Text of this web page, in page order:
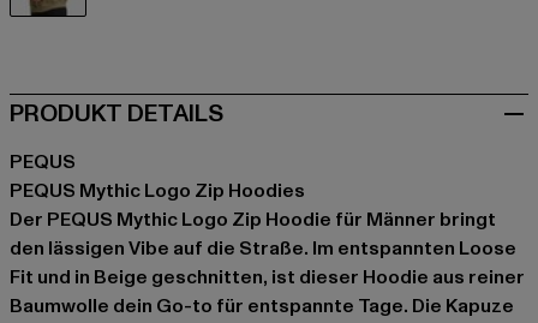
PRODUKT DETAILS
PEQUS
PEQUS Mythic Logo Zip Hoodies
Der PEQUS Mythic Logo Zip Hoodie für Männer bringt
den lässigen Vibe auf die Straße. Im entspannten Loose
Fit und in Beige geschnitten, ist dieser Hoodie aus reiner
Baumwolle dein Go-to für entspannte Tage. Die Kapuze